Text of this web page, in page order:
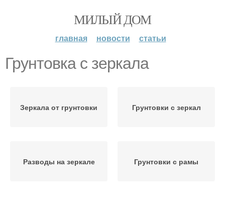
МИЛЫЙ ДОМ
главная новости статьи
Грунтовка с зеркала
Зеркала от грунтовки Грунтовки с зеркал
Разводы на зеркале Грунтовки с рамы